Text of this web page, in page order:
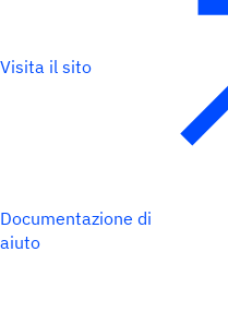
Visita il sito
Documentazione di
aiuto